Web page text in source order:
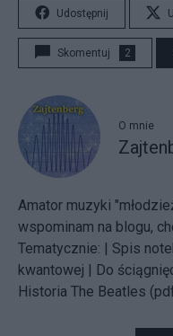
Udostępnij
Skomentuj 2
O mnie
Amator muzyki
wspominam na blogu,
Tematycznie: | Spis
kwantowej |
Do
Historia The Beatles